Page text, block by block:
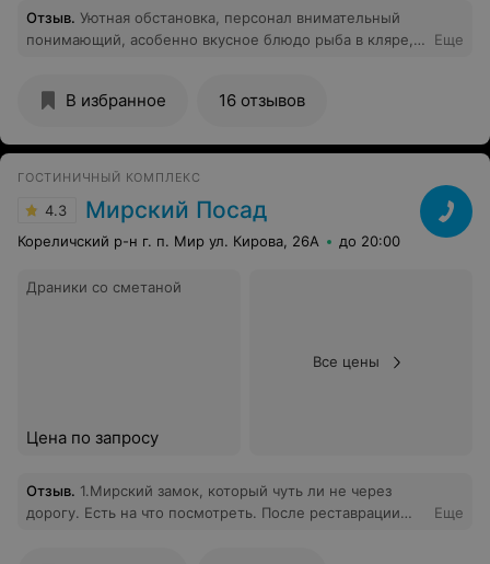
Отзыв. Уютная обстановка, персонал внимательный
понимающий, асобенно вкусное блюдо рыба в кляре,
Еще
В избранное 16 отзывов
ГОСТИНИЧНЫЙ КОМПЛЕКС
4.3 Мирский Посад
Кореличский р-н г. п. Мир ул. Кирова, 26А до 20:00
Драники со сметаной
Цена по запросу
Все цены
Отзыв. 1.Мирский замок, который чуть ли не через
дорогу. Есть на что посмотреть. После реставрации
Еще